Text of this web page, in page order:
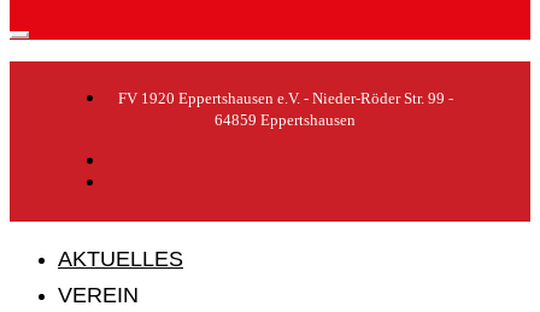
FV 1920 Eppertshausen e.V. - Nieder-Röder Str. 99 -
64859 Eppertshausen
AKTUELLES
VEREIN